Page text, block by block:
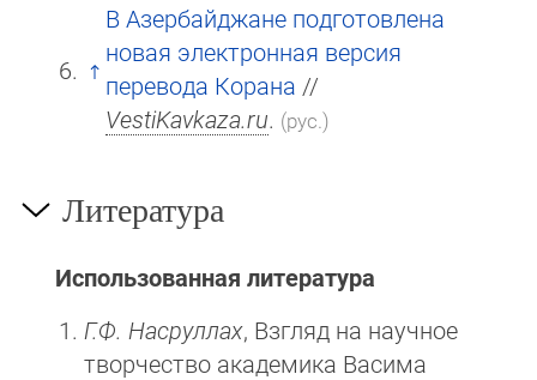
В Азербайджане подготовлена
новая электронная версия
перевода Корана //
VestiKavkaza.ru. (рус.)
Литература
Использованная литература
Г.Ф. Насруллах, Взгляд на научное
творчество академика Васима